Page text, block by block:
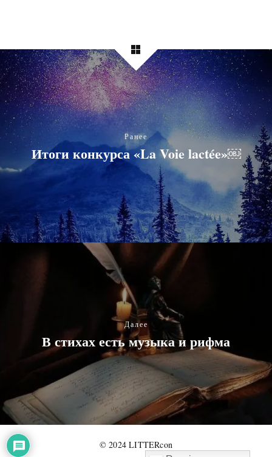
Ранее
Итоги конкурса «La Voie lactée»￼
Далее
В стихах есть музыка и рифма
© 2024 LITTERcon